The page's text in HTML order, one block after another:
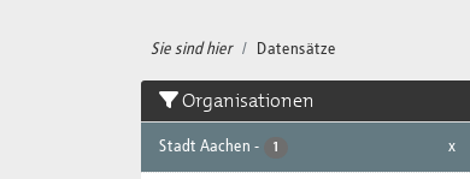
Sie sind hier Datensätze
Organisationen
Stadt Aachen - 1 x